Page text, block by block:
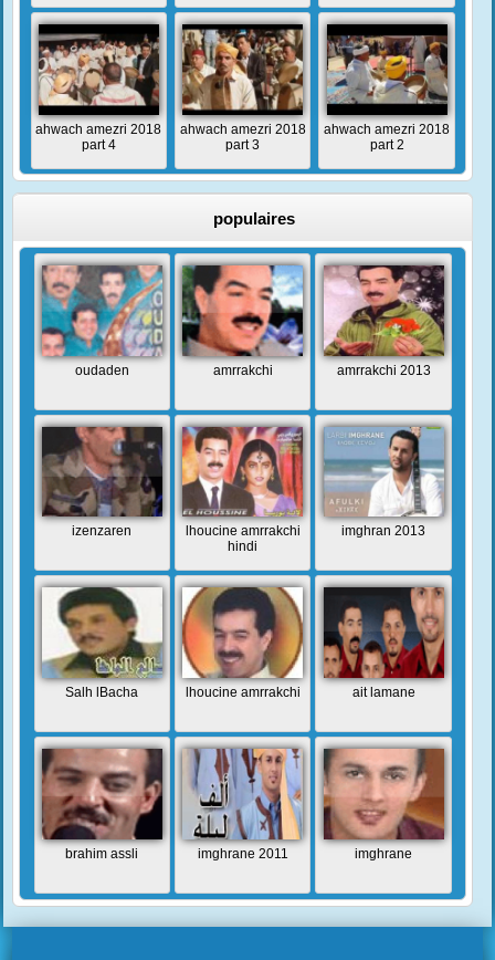
ahwach amezri 2018
part 4
ahwach amezri 2018
part 3
ahwach amezri 2018
part 2
populaires
oudaden amrrakchi amrrakchi 2013
izenzaren
lhoucine amrrakchi
hindi
imghran 2013
Salh lBacha lhoucine amrrakchi ait lamane
brahim assli imghrane 2011 imghrane